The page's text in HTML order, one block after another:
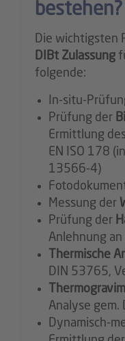
bestehen?
Die wichtigsten
DIBt Zulassung
folgende:
In-situ-
Prüfung der
Ermittlung
EN ISO 178
13566-4)
Messung der
Prüfung der
Anlehnung an
Thermische
DIN 53765,
Analyse gem.
Dynamisch-